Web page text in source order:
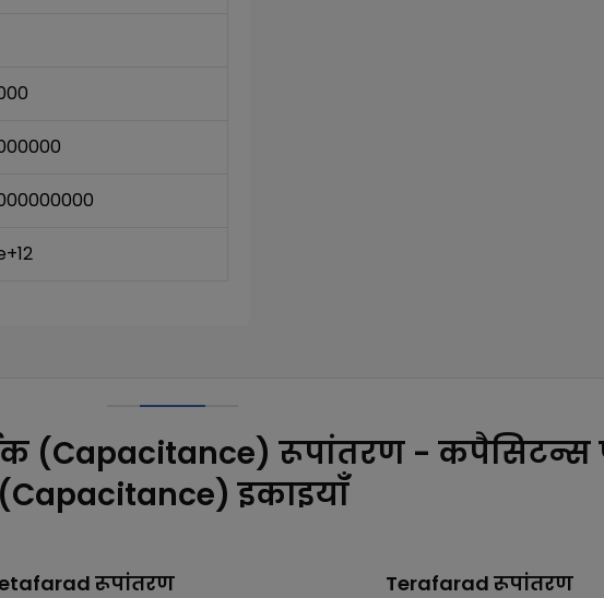
(Capacitance) रूपांतरण - कपैसिटन्स
(Capacitance) इकाइयाँ
रूपांतरण Terafarad रूपांतरण